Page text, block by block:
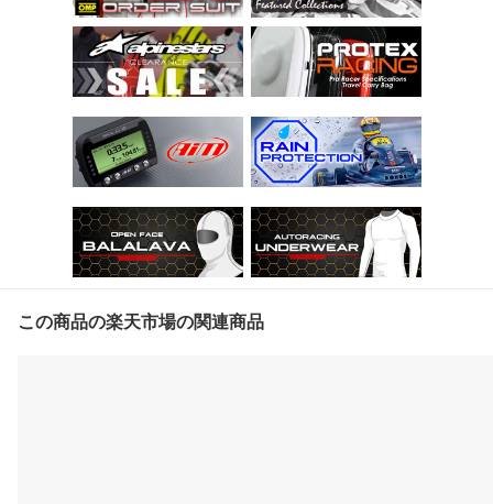
この商品の楽天市場の関連商品